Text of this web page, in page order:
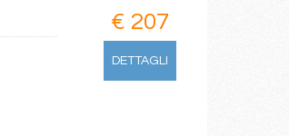
€ 207
DETTAGLI